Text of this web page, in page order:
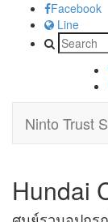
Facebook
Line
Ninto Trust
Hundai